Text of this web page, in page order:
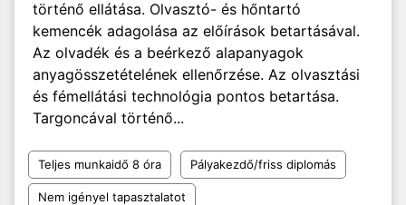
történő ellátása. Olvasztó- és hőntartó
kemencék adagolása az előírások betartásával.
Az olvadék és a beérkező alapanyagok
anyagösszetételének ellenőrzése. Az olvasztási
és fémellátási technológia pontos betartása.
Targoncával történő...
Teljes munkaidő 8 óra Pályakezdő/friss diplomás
Nem igényel tapasztalatot